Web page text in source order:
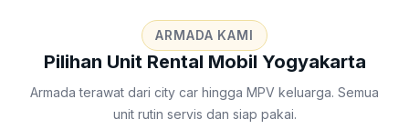
ARMADA KAMI
Pilihan Unit Rental Mobil Yogyakarta
Armada terawat dari city car hingga MPV keluarga. Semua
unit rutin servis dan siap pakai.